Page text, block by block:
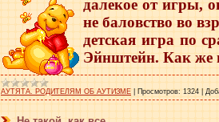
далекое от игры,
не баловство во
детская игра по
Эйнштейн. Как же
АУТЯТА. РОДИТЕЛЯМ ОБ АУТИЗМЕ Просмотров: 1324